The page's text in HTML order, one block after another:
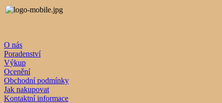
O nás
Poradenství
Výkup
Ocenění
Obchodní podmínky
Jak nakupovat
Kontaktní informace